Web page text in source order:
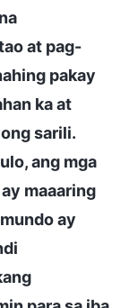
at pag-
pakay
ka at
sarili.
ang mga
maaaring
ay